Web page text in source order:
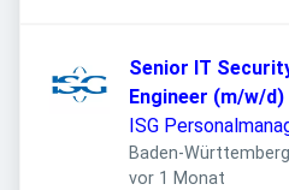
Senior IT
Engineer (m/w/d)
ISG
Baden-
Veröffentlicht
vor 1 Monat